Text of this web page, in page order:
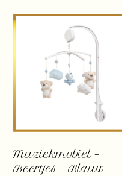
Muziekmobiel –
Beertjes – Blauw